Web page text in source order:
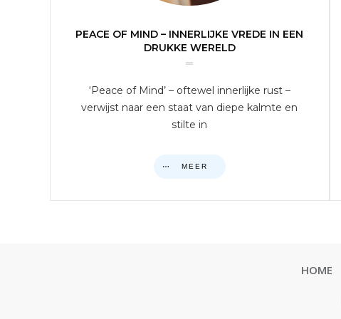
PEACE OF MIND – INNERLIJKE VREDE IN EEN
DRUKKE WERELD
‘Peace of Mind’ – oftewel innerlijke rust –
verwijst naar een staat van diepe kalmte en
stilte in
MEER
HOME